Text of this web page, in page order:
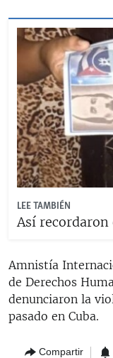
LEE TAMBIÉN
Así recordaron
Amnistía
de Derechos
denunciaron la
pasado en Cuba.
Compartir